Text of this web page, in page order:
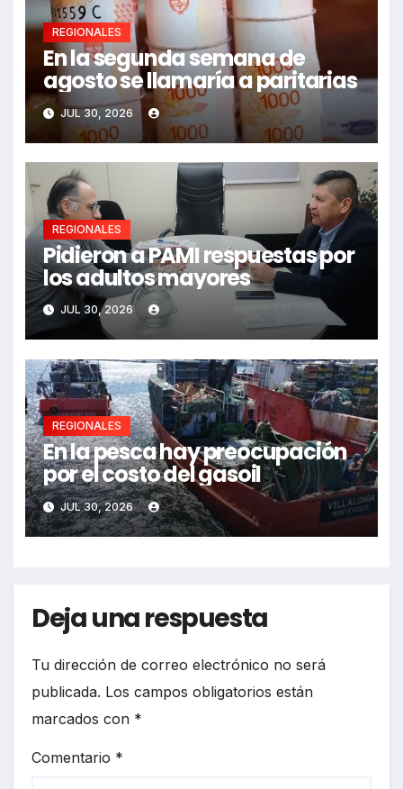
REGIONALES
En la segunda semana de
agosto se llamaría a paritarias
JUL 30, 2026
REGIONALES
Pidieron a PAMI respuestas por
los adultos mayores
JUL 30, 2026
REGIONALES
En la pesca hay preocupación
por el costo del gasoil
JUL 30, 2026
Deja una respuesta
Tu dirección de correo electrónico no será
publicada. Los campos obligatorios están
marcados con *
Comentario *